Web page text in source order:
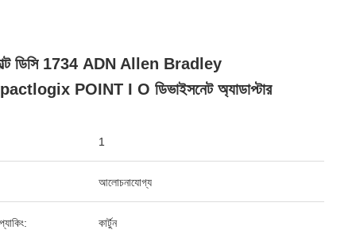
ডিসি 1734 ADN Allen Bradley
POINT I O ডিভাইসনেট অ্যাডাপ্টার
1
আলোচনাযোগ্য
কার্টুন